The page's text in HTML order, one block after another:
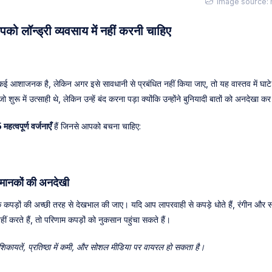
लॉन्ड्री व्यवसाय में नहीं करनी चाहिए
आशाजनक है, लेकिन अगर इसे सावधानी से प्रबंधित नहीं किया जाए, तो यह वास्तव में
शुरू में उत्साही थे, लेकिन उन्हें बंद करना पड़ा क्योंकि उन्होंने बुनियादी बातों को अनदेखा कर
महत्वपूर्ण वर्जनाएँहैं जिनसे आपको बचना चाहिए:
की अनदेखी
की अच्छी तरह से देखभाल की जाए। यदि आप लापरवाही से कपड़े धोते हैं, रंगीन और
करते हैं, तो परिणाम कपड़ों को नुकसान पहुंचा सकते हैं।
प्रतिष्ठा में कमी, और सोशल मीडिया पर वायरल हो सकता है।